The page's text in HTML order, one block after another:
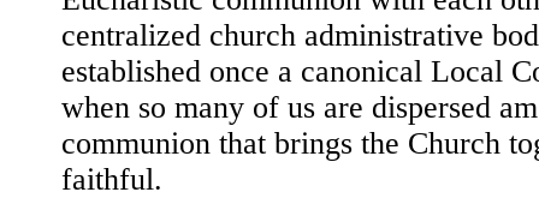
centralized church administrative
established once a canonical Local
when so many of us are dispersed
communion that brings the Church
faithful.